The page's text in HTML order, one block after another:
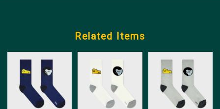
Related Items